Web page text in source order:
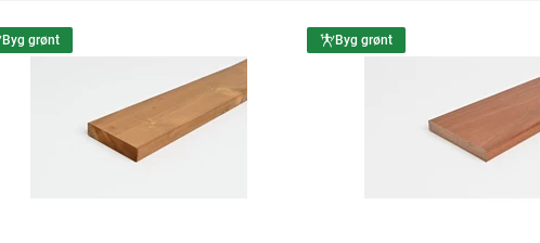
Byg grønt Byg grønt